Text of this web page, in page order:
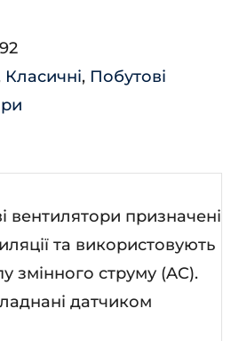
Класичні, Побутові
вентилятори призначені
та використовують
змінного струму (AC).
датчиком